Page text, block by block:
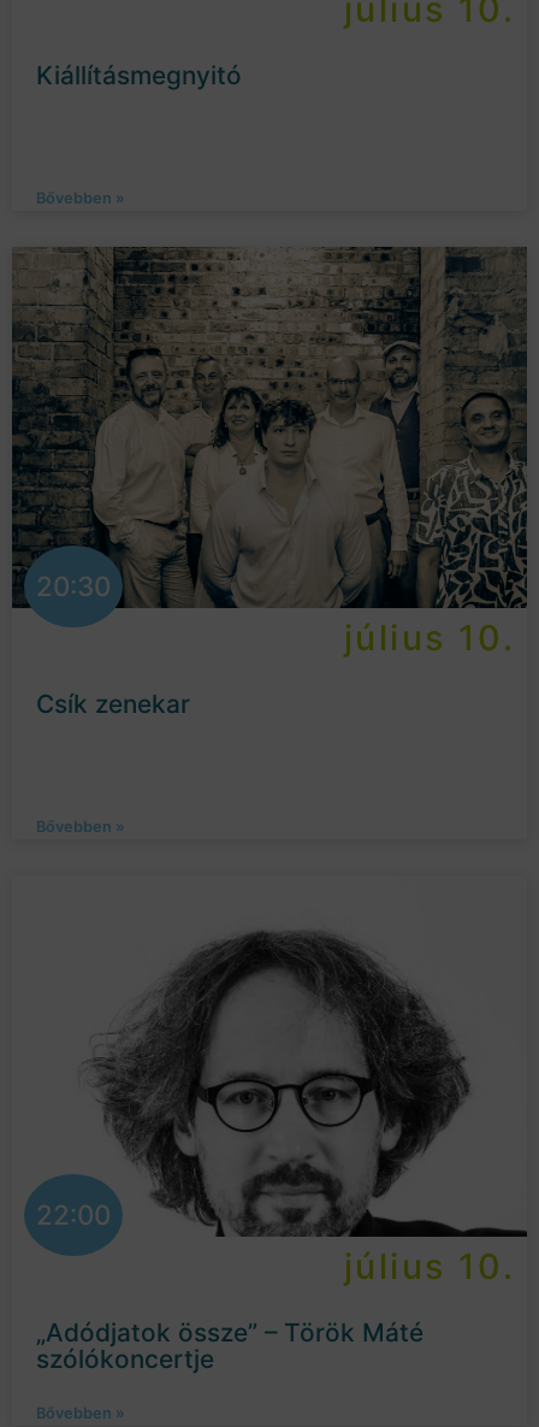
július 10.
Kiállításmegnyitó
Bővebben »
20:30
július 10.
Csík zenekar
Bővebben »
22:00
július 10.
„Adódjatok össze” – Török Máté
szólókoncertje
Bővebben »